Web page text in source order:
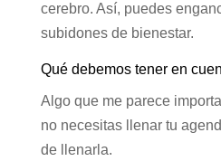
cerebro. Así, puedes
subidones de bienestar.
Qué debemos tener en
Algo que me parece
no necesitas llenar tu
de llenarla.